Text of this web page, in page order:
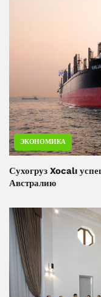
ЭКОНОМИКА
Сухогруз Xocalı
Австралию